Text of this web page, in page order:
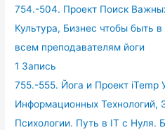
754.-504. Проект Поиск
Культура, Бизнес чтобы быть
всем преподавателям йоги
1 Запись
755.-555. Йога и Проект iTemp
Информационных Технологий,
Психологии. Путь в IT с Нуля.